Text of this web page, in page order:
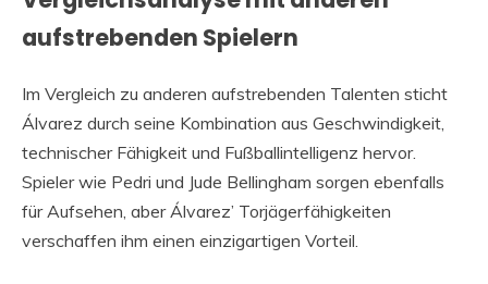
aufstrebenden Spielern
Im Vergleich zu anderen aufstrebenden Talenten sticht
Álvarez durch seine Kombination aus Geschwindigkeit,
technischer Fähigkeit und Fußballintelligenz hervor.
Spieler wie Pedri und Jude Bellingham sorgen ebenfalls
für Aufsehen, aber Álvarez’ Torjägerfähigkeiten
verschaffen ihm einen einzigartigen Vorteil.